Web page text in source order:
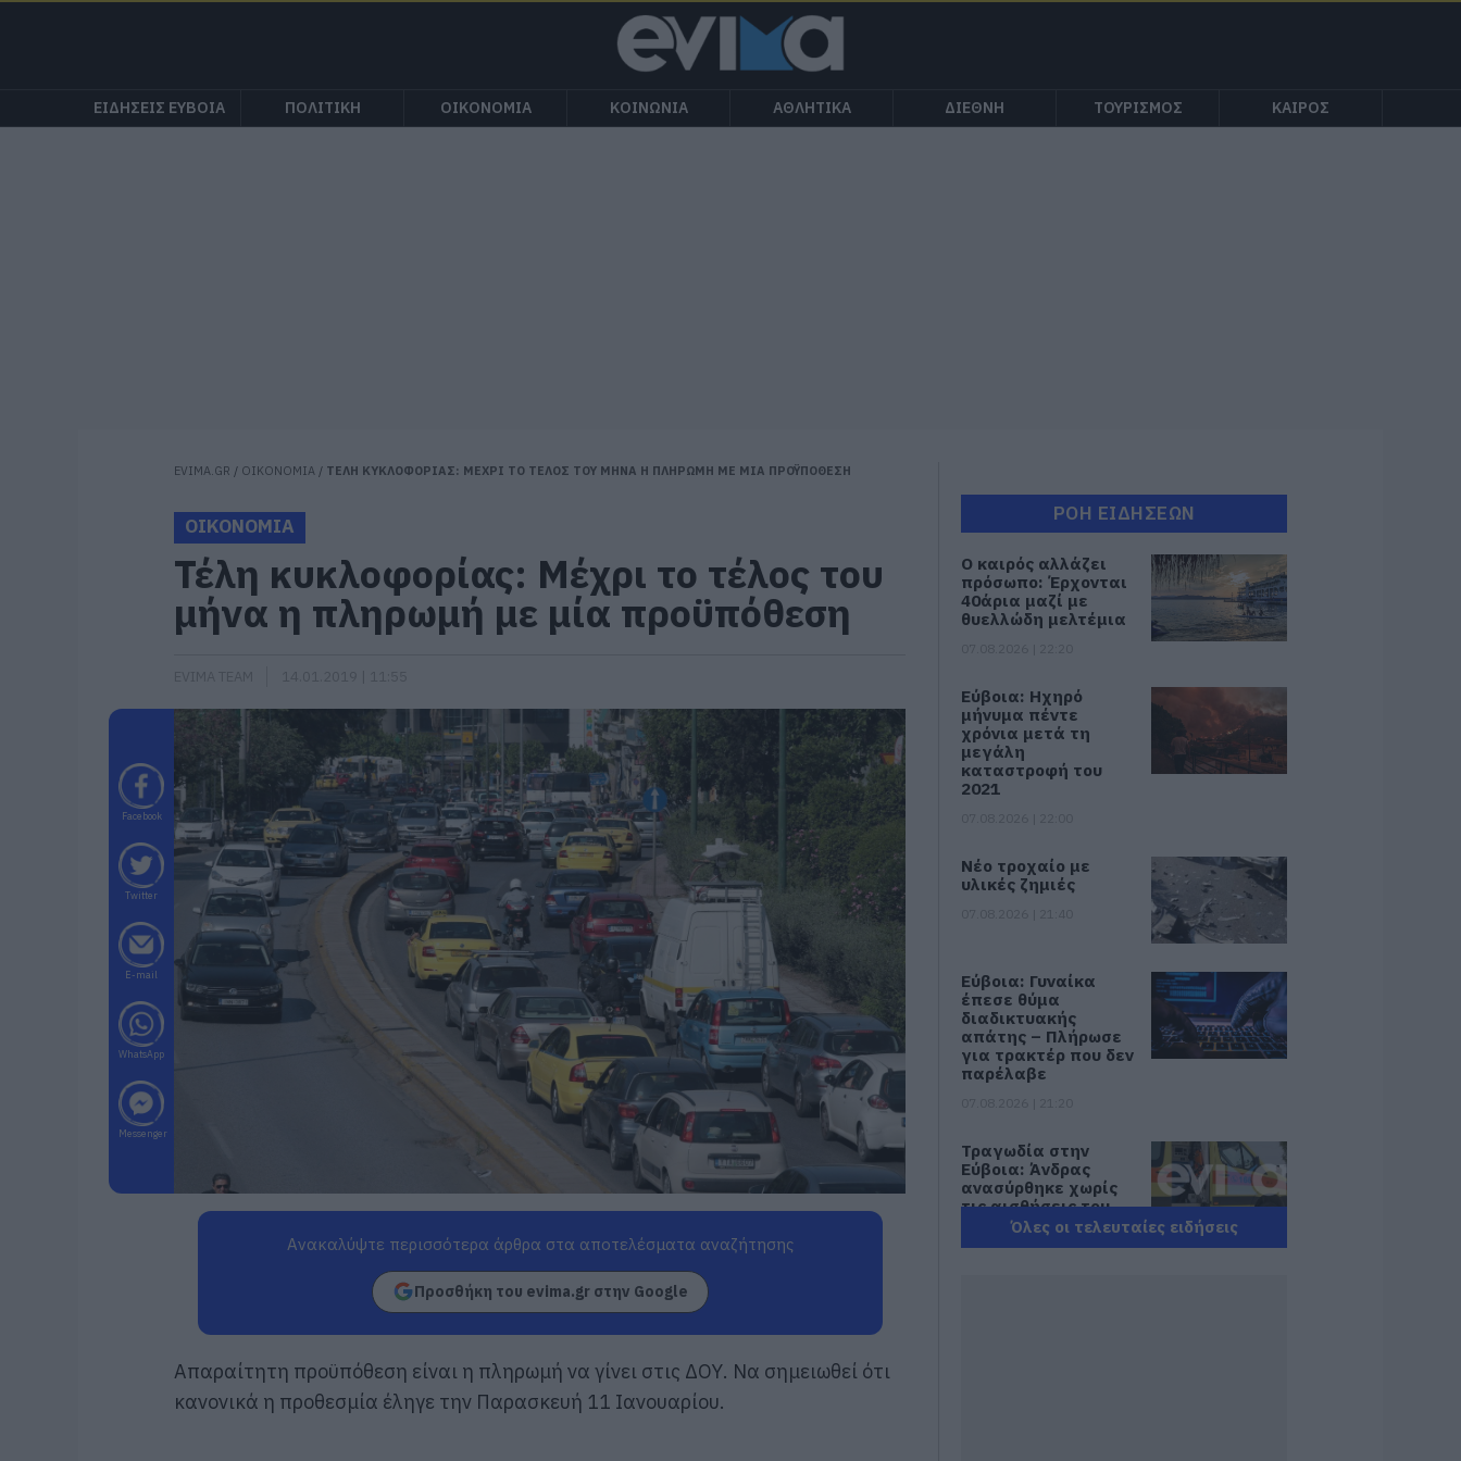
ΕΙΔΗΣΕΙΣ ΕΥΒΟΙΑ ΠΟΛΙΤΙΚΗ ΟΙΚΟΝΟΜΙΑ ΚΟΙΝΩΝΙΑ ΑΘΛΗΤΙΚΑ ΔΙΕΘΝΗ ΤΟΥΡΙΣΜΟΣ ΚΑΙΡΟΣ
EVIMA.GR / ΟΙΚΟΝΟΜΙΑ / ΤΕΛΗ ΚΥΚΛΟΦΟΡΙΑΣ: ΜΕΧΡΙ ΤΟ ΤΕΛΟΣ ΤΟΥ ΜΗΝΑ Η ΠΛΗΡΩΜΗ ΜΕ ΜΙΑ ΠΡΟΫΠΟΘΕΣΗ
ΟΙΚΟΝΟΜΙΑ
Τέλη κυκλοφορίας: Μέχρι το τέλος του
μήνα η πληρωμή με μία προϋπόθεση
Facebook
Twitter
E-mail
WhatsApp
Messenger
Ανακαλύψτε περισσότερα άρθρα στα αποτελέσματα αναζήτησης
Προσθήκη του evima.gr στην Google
Απαραίτητη προϋπόθεση είναι η πληρωμή να γίνει στις ΔΟΥ. Να σημειωθεί ότι
κανονικά η προθεσμία έληγε την Παρασκευή 11 Ιανουαρίου.
ΡΟΗ ΕΙΔΗΣΕΩΝ
Ο καιρός αλλάζει
πρόσωπο: Έρχονται
40άρια μαζί με
θυελλώδη μελτέμια
Εύβοια: Ηχηρό
μήνυμα πέντε
χρόνια μετά τη
μεγάλη
καταστροφή του
2021
Νέο τροχαίο με
υλικές ζημιές
Εύβοια: Γυναίκα
έπεσε θύμα
διαδικτυακής
απάτης – Πλήρωσε
για τρακτέρ που δεν
παρέλαβε
Τραγωδία στην
Εύβοια: Άνδρας
ανασύρθηκε χωρίς
τις αισθήσεις του
από τη θάλασσα
Όλες οι τελευταίες ειδήσεις